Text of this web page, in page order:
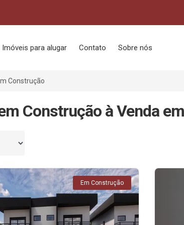
Imóveis para alugar Contato Sobre nós
Construção
Construção à Venda
Em Construção